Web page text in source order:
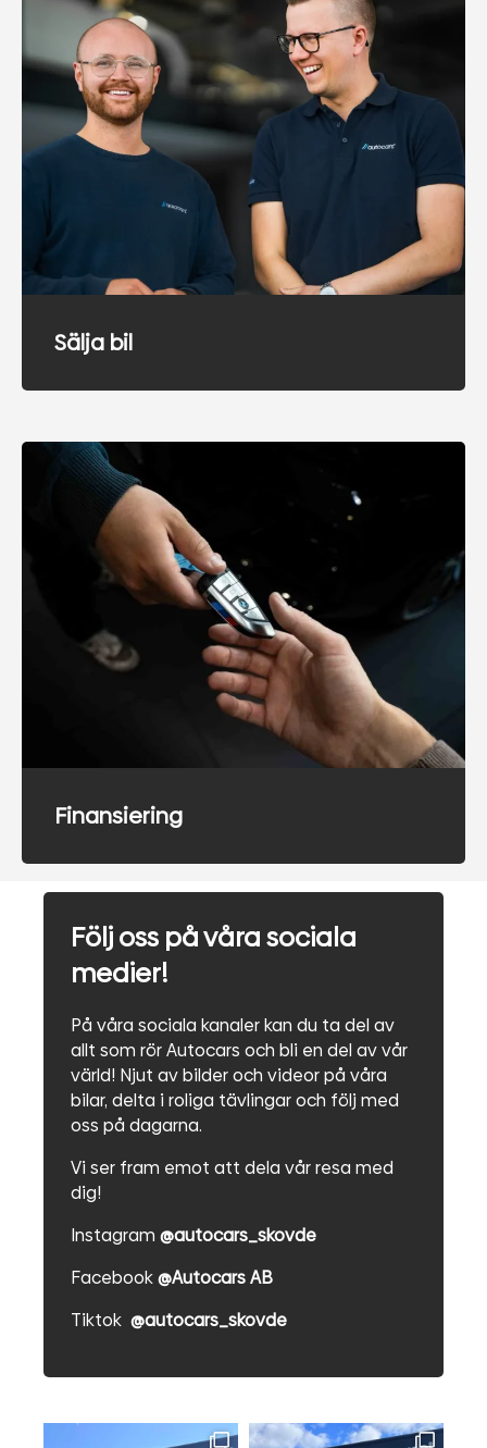
Sälja bil
Finansiering
Följ oss på våra sociala
medier!
På våra sociala kanaler kan du ta del av
allt som rör Autocars och bli en del av vår
värld! Njut av bilder och videor på våra
bilar, delta i roliga tävlingar och följ med
oss på dagarna.
Vi ser fram emot att dela vår resa med
dig!
Instagram @autocars_skovde
Facebook@Autocars AB
Tiktok @autocars_skovde